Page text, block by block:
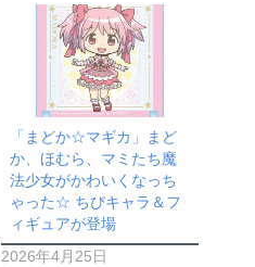
「まどか☆マギカ」まど
か、ほむら、マミたち魔
法少女がかわいくなっち
ゃった☆ ちびキャラ＆フ
ィギュアが登場
2026年4月25日